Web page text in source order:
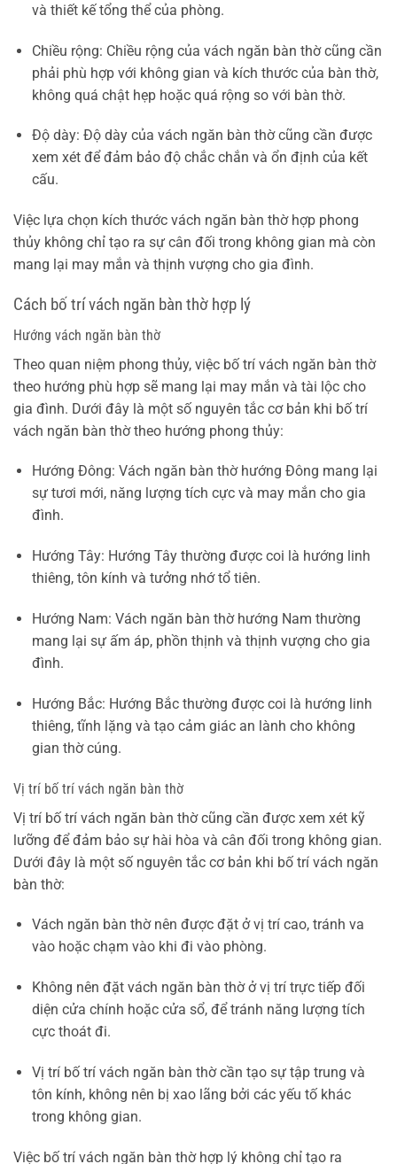
và thiết kế tổng thể của phòng.
Chiều rộng: Chiều rộng của vách ngăn bàn thờ cũng cần
phải phù hợp với không gian và kích thước của bàn thờ,
không quá chật hẹp hoặc quá rộng so với bàn thờ.
Độ dày: Độ dày của vách ngăn bàn thờ cũng cần được
xem xét để đảm bảo độ chắc chắn và ổn định của kết
cấu.
Việc lựa chọn kích thước vách ngăn bàn thờ hợp phong
thủy không chỉ tạo ra sự cân đối trong không gian mà còn
mang lại may mắn và thịnh vượng cho gia đình.
Cách bố trí vách ngăn bàn thờ hợp lý
Hướng vách ngăn bàn thờ
Theo quan niệm phong thủy, việc bố trí vách ngăn bàn thờ
theo hướng phù hợp sẽ mang lại may mắn và tài lộc cho
gia đình. Dưới đây là một số nguyên tắc cơ bản khi bố trí
vách ngăn bàn thờ theo hướng phong thủy:
Hướng Đông: Vách ngăn bàn thờ hướng Đông mang lại
sự tươi mới, năng lượng tích cực và may mắn cho gia
đình.
Hướng Tây: Hướng Tây thường được coi là hướng linh
thiêng, tôn kính và tưởng nhớ tổ tiên.
Hướng Nam: Vách ngăn bàn thờ hướng Nam thường
mang lại sự ấm áp, phồn thịnh và thịnh vượng cho gia
đình.
Hướng Bắc: Hướng Bắc thường được coi là hướng linh
thiêng, tĩnh lặng và tạo cảm giác an lành cho không
gian thờ cúng.
Vị trí bố trí vách ngăn bàn thờ
Vị trí bố trí vách ngăn bàn thờ cũng cần được xem xét kỹ
lưỡng để đảm bảo sự hài hòa và cân đối trong không gian.
Dưới đây là một số nguyên tắc cơ bản khi bố trí vách ngăn
bàn thờ:
Vách ngăn bàn thờ nên được đặt ở vị trí cao, tránh va
vào hoặc chạm vào khi đi vào phòng.
Không nên đặt vách ngăn bàn thờ ở vị trí trực tiếp đối
diện cửa chính hoặc cửa sổ, để tránh năng lượng tích
cực thoát đi.
Vị trí bố trí vách ngăn bàn thờ cần tạo sự tập trung và
tôn kính, không nên bị xao lãng bởi các yếu tố khác
trong không gian.
Việc bố trí vách ngăn bàn thờ hợp lý không chỉ tạo ra